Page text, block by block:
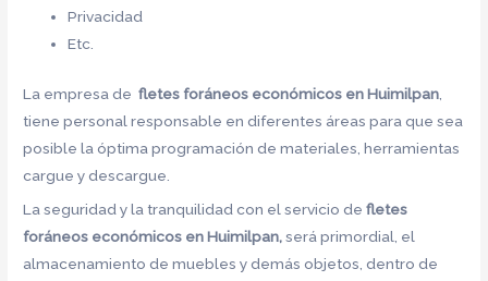
Privacidad
Etc.
La empresa defletes foráneos económicos en Huimilpan
tiene personal responsable en diferentes áreas para que sea
posible la óptima programación de materiales, herramientas
cargue y descargue.
La seguridad y la tranquilidad con el servicio defletes
foráneos económicos en Huimilpan,será primordial, el
almacenamiento de muebles y demás objetos, dentro de